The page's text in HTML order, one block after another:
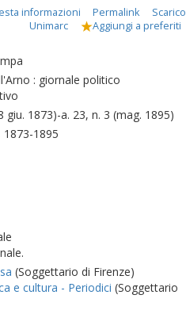
informazioni Permalink
Scarico
Unimarc
Aggiungi a preferiti
: giornale politico
giu. 1873)-a. 23, n. 3 (mag. 1895)
1873-1895
(Soggettario di Firenze)
e cultura - Periodici (Soggettario